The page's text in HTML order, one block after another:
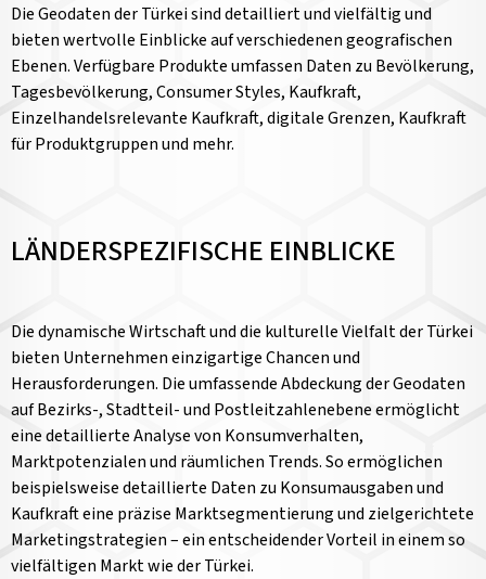
Die Geodaten der Türkei sind detailliert und vielfältig und
bieten wertvolle Einblicke auf verschiedenen geografischen
Ebenen. Verfügbare Produkte umfassen Daten zu Bevölkerung,
Tagesbevölkerung, Consumer Styles, Kaufkraft,
Einzelhandelsrelevante Kaufkraft, digitale Grenzen, Kaufkraft
für Produktgruppen und mehr.
LÄNDERSPEZIFISCHE EINBLICKE
Die dynamische Wirtschaft und die kulturelle Vielfalt der Türkei
bieten Unternehmen einzigartige Chancen und
Herausforderungen. Die umfassende Abdeckung der Geodaten
auf Bezirks-, Stadtteil- und Postleitzahlenebene ermöglicht
eine detaillierte Analyse von Konsumverhalten,
Marktpotenzialen und räumlichen Trends. So ermöglichen
beispielsweise detaillierte Daten zu Konsumausgaben und
Kaufkraft eine präzise Marktsegmentierung und zielgerichtete
Marketingstrategien – ein entscheidender Vorteil in einem so
vielfältigen Markt wie der Türkei.